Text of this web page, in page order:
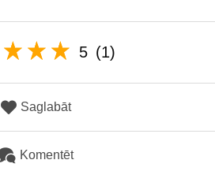
5 (1)
Saglabāt
Komentēt